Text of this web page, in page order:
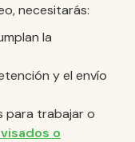
necesitarás:
la
y el envío
para trabajar o
o